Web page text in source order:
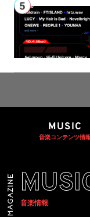
MUSIC
音楽コンテンツ情報
音楽情報